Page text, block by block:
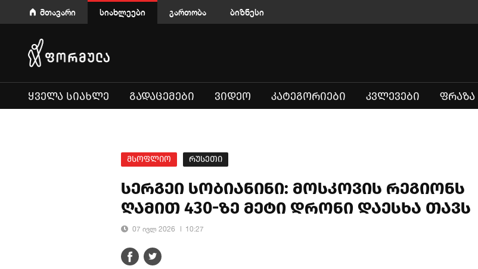
მთავარი სიახლეები გართობა ბიზნესი
ᲧᲕᲔᲚᲐ ᲡᲘᲐᲮᲚᲔ ᲒᲐᲓᲐᲪᲔᲛᲔᲑᲘ ᲕᲘᲓᲔᲝ ᲙᲐᲢᲔᲒᲝᲠᲘᲔᲑᲘ ᲙᲕᲚᲔᲕᲔᲑᲘ ᲤᲠᲐᲖᲐ
მსოფლიო რუსეთი
სერგეი სობიანინი: მოსკოვის რეგიონს
ღამით 430-ზე მეტი დრონი დაესხა თავს
07 ივლ 2026 10:27